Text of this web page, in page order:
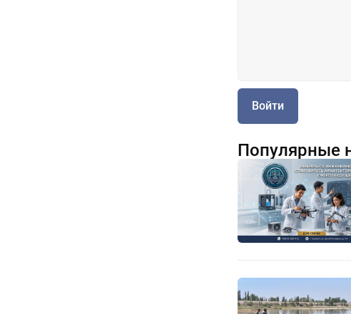
Войти
Популярные